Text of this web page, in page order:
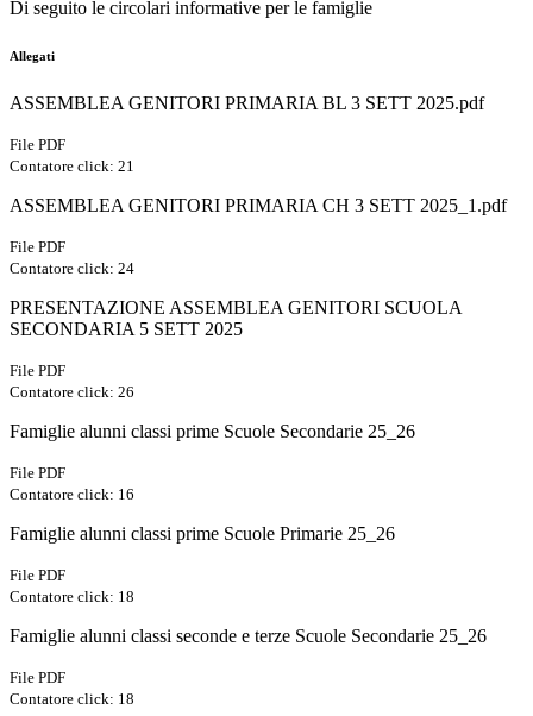
Di seguito le circolari informative per le famiglie
Allegati
ASSEMBLEA GENITORI PRIMARIA BL 3 SETT 2025.pdf
File PDF
Contatore click: 21
ASSEMBLEA GENITORI PRIMARIA CH 3 SETT 2025_1.pdf
File PDF
Contatore click: 24
PRESENTAZIONE ASSEMBLEA GENITORI SCUOLA
SECONDARIA 5 SETT 2025
File PDF
Contatore click: 26
Famiglie alunni classi prime Scuole Secondarie 25_26
File PDF
Contatore click: 16
Famiglie alunni classi prime Scuole Primarie 25_26
File PDF
Contatore click: 18
Famiglie alunni classi seconde e terze Scuole Secondarie 25_26
File PDF
Contatore click: 18